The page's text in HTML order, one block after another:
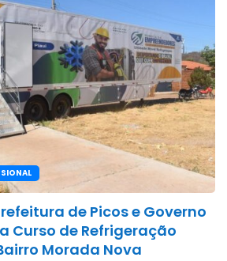
de Picos e Governo
Curso de Refrigeração
Morada Nova